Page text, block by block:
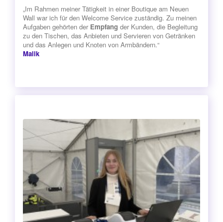
„Im Rahmen meiner Tätigkeit in einer Boutique am Neuen
Wall war ich für den Welcome Service zuständig. Zu meinen
Aufgaben gehörten der Empfang der Kunden, die Begleitung
zu den Tischen, das Anbieten und Servieren von Getränken
und das Anlegen und Knoten von Armbändern.“
Malik